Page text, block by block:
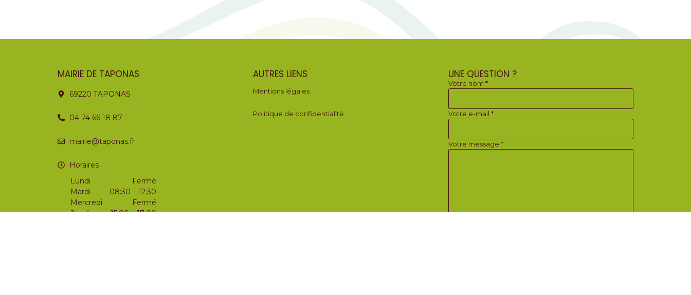
MAIRIE DE TAPONAS
69220 TAPONAS
04 74 66 18 87
mairie@taponas.fr
Horaires
Lundi
Mardi
Mercredi
Jeudi
Fermé
08:30 – 12:30
Fermé
15:00 – 17:00
AUTRES LIENS
Mentions légales
Politique de confidentialité
UNE QUESTION ?
Votre nom *
Votre e-mail *
Votre message *